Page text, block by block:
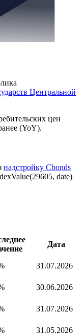
Центральной
цен
(YoY).